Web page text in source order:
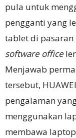
pula untuk
pengganti yang
tablet di
software office
Menjawab
tersebut,
pengalaman
menggunakan
membawa